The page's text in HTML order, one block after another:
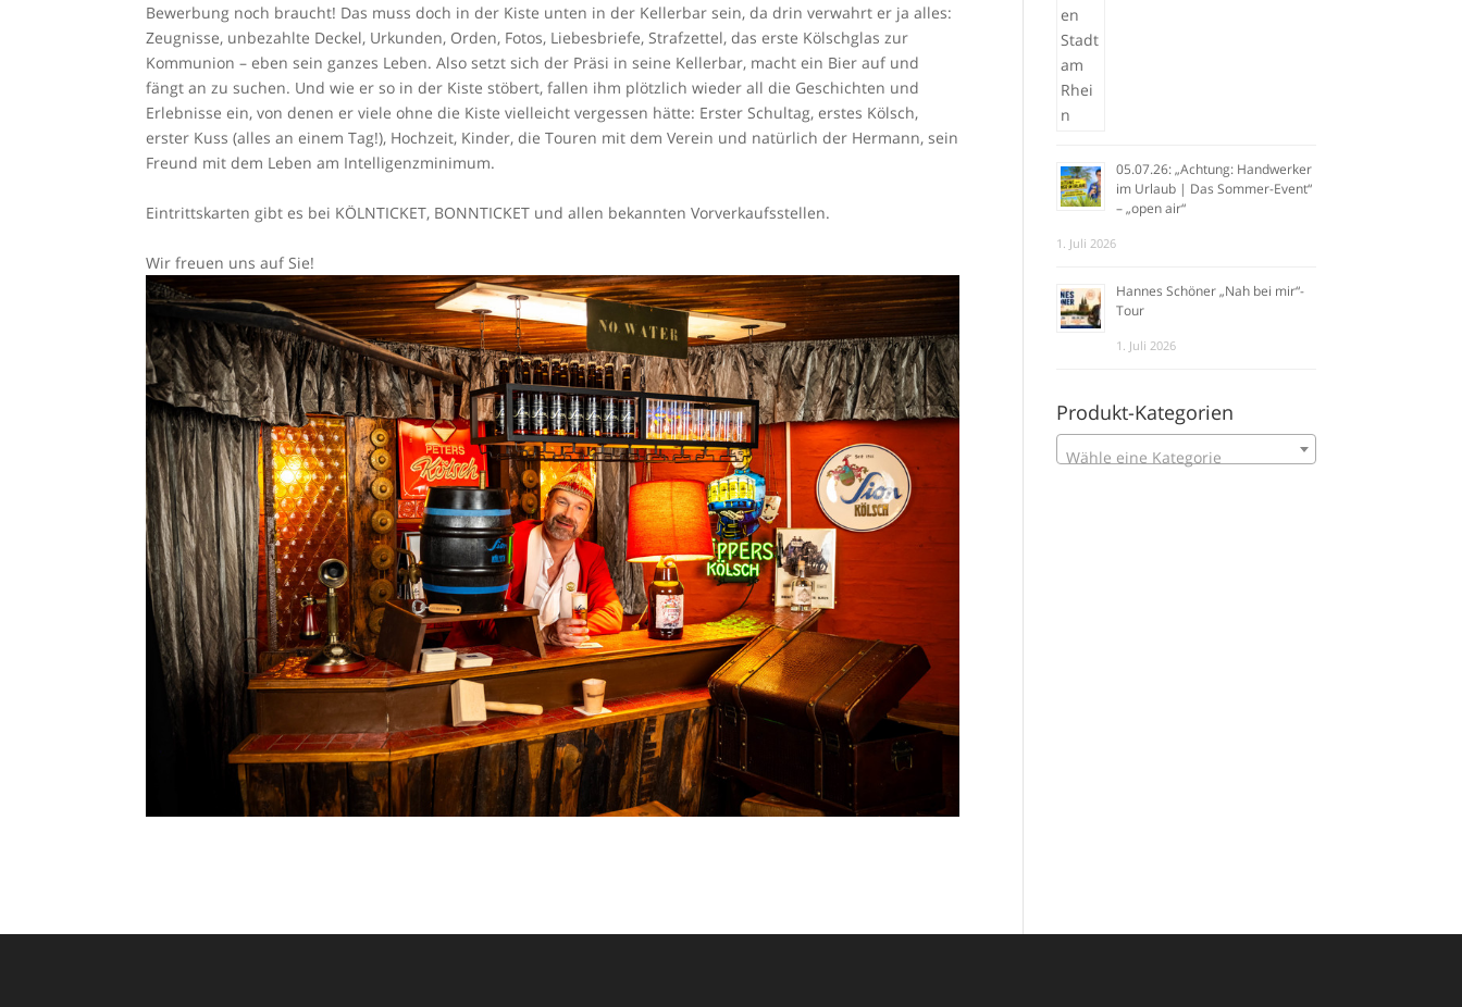
Bewerbung noch braucht! Das muss doch in der Kiste unten in der Kellerbar sein, da drin verwahrt er ja alles:
Zeugnisse, unbezahlte Deckel, Urkunden, Orden, Fotos, Liebesbriefe, Strafzettel, das erste Kölschglas zur
Kommunion – eben sein ganzes Leben. Also setzt sich der Präsi in seine Kellerbar, macht ein Bier auf und
fängt an zu suchen. Und wie er so in der Kiste stöbert, fallen ihm plötzlich wieder all die Geschichten und
Erlebnisse ein, von denen er viele ohne die Kiste vielleicht vergessen hätte: Erster Schultag, erstes Kölsch,
erster Kuss (alles an einem Tag!), Hochzeit, Kinder, die Touren mit dem Verein und natürlich der Hermann, sein
Freund mit dem Leben am Intelligenzminimum.
Eintrittskarten gibt es bei KÖLNTICKET, BONNTICKET und allen bekannten Vorverkaufsstellen.
Wir freuen uns auf Sie!
05.07.26: „Achtung: Handwerker
im Urlaub | Das Sommer-Event“
– „open air“
1. Juli 2026
Hannes Schöner „Nah bei mir“-
Tour
1. Juli 2026
Produkt-Kategorien
Wähle eine Kategorie